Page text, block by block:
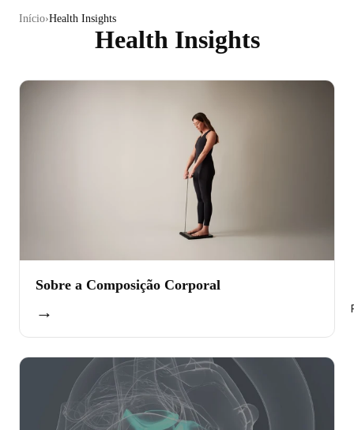
Início Health Insights
Health Insights
Sobre a Composição Corporal
→